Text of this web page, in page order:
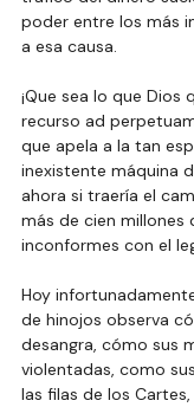
poder entre los más
a esa causa.
¡Que sea lo que Dios
recurso ad
que apela a la tan
inexistente máquina
ahora si traería el
más de cien millones
inconformes con el
Hoy
de hinojos observa
desangra, cómo sus
violentadas, como
las filas de los